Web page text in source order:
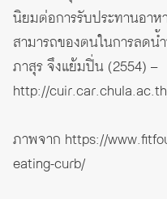
นิยมต่อการรับประทานอา
สามารถของตนในการลด
ภาสุร จึงแย้มปิ่น (2554) –
http://
ภาพจาก https://
eating-curb/